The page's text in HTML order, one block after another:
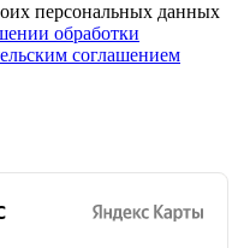
персональных данных
обработки
соглашением